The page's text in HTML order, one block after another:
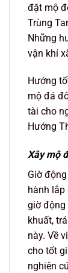
đặt mộ
Trùng
Những
vận khí
Hướng
mộ đá
tài cho
Hướng
Xây mộ
Giờ
hành lắp
giờ động
khuất,
này. Về
cho tốt
nghiên